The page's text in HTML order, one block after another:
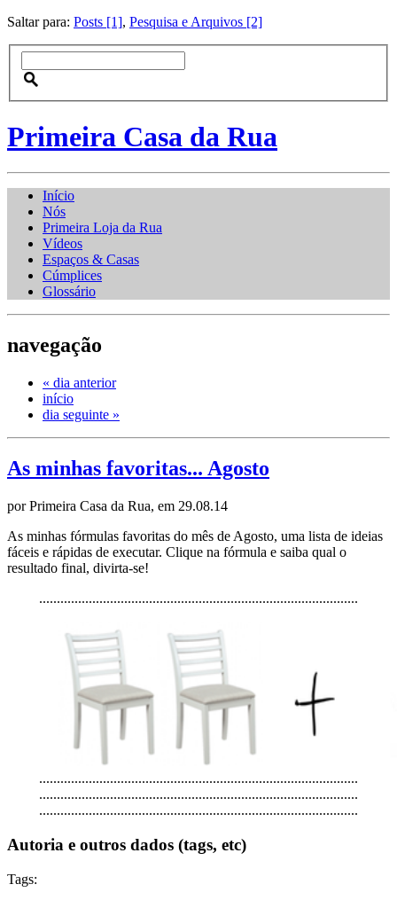
Saltar para: Posts [1], Pesquisa e Arquivos [2]
Primeira Casa da Rua
Início
Nós
Primeira Loja da Rua
Vídeos
Espaços & Casas
Cúmplices
Glossário
navegação
« dia anterior
início
dia seguinte »
As minhas favoritas... Agosto
por Primeira Casa da Rua, em 29.08.14
As minhas fórmulas favoritas do mês de Agosto, uma lista de ideias
fáceis e rápidas de executar. Clique na fórmula e saiba qual o
resultado final, divirta-se!
..........................................................................................
..........................................................................................
..........................................................................................
..........................................................................................
Autoria e outros dados (tags, etc)
Tags: